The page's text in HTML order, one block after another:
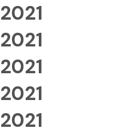
2021
2021
2021
2021
2021